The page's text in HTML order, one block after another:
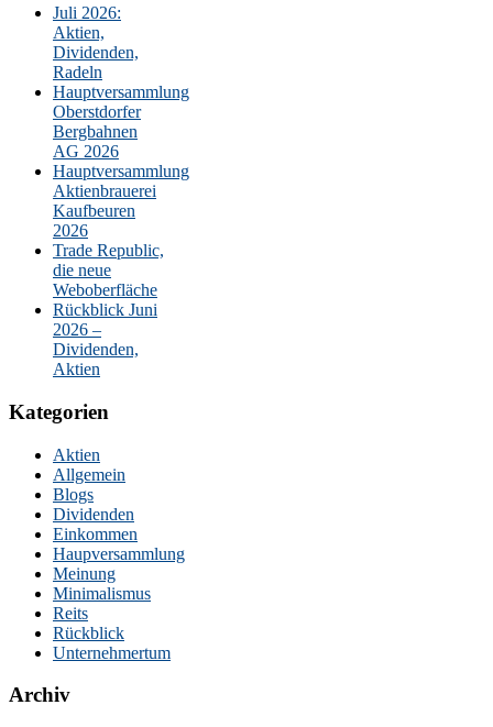
Juli 2026:
Aktien,
Dividenden,
Radeln
Hauptversammlung
Oberstdorfer
Bergbahnen
AG 2026
Hauptversammlung
Aktienbrauerei
Kaufbeuren
2026
Trade Republic,
die neue
Weboberfläche
Rückblick Juni
2026 –
Dividenden,
Aktien
Kategorien
Aktien
Allgemein
Blogs
Dividenden
Einkommen
Haupversammlung
Meinung
Minimalismus
Reits
Rückblick
Unternehmertum
Archiv